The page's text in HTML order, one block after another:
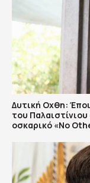
Δυτική Οχθη:
του
οσκαρικό «No